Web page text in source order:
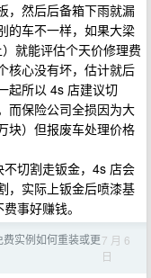
，然后后备箱下雨就漏
的车不一样，如果大梁
就能评估个天价修理费
核心没有坏，估计就后
起所以 4s 店建议切
而保险公司全损因为大
块）但报废车处理价格
切割走钣金，4s 店会
，实际上钣金后喷漆基
事好赚钱。
实例如何重装或更7 月 6
日